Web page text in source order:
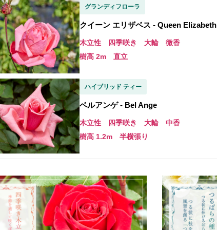
グランディフローラ
クイーン エリザベス - Queen Elizabeth
木立性 四季咲き 大輪 微香
樹高 2m 直立
ハイブリッド ティー
ベルアンゲ - Bel Ange
木立性 四季咲き 大輪 中香
樹高 1.2m 半横張り